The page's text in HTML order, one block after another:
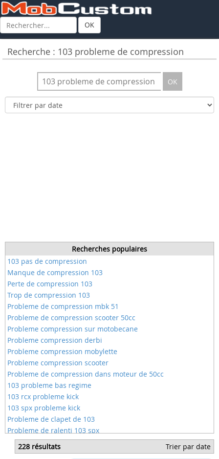
OK
Recherche : 103 probleme de compression
OK
Recherches populaires
103 pas de compression
Manque de compression 103
Perte de compression 103
Trop de compression 103
Probleme de compression mbk 51
Probleme de compression scooter 50cc
Probleme compression sur motobecane
Probleme compression derbi
Probleme compression mobylette
Probleme compression scooter
Probleme de compression dans moteur de 50cc
103 probleme bas regime
103 rcx probleme kick
103 spx probleme kick
Probleme de clapet de 103
Probleme de ralenti 103 spx
Probleme de roue avant 103
Joint de culasse 103 probleme
228 résultats Trier par date